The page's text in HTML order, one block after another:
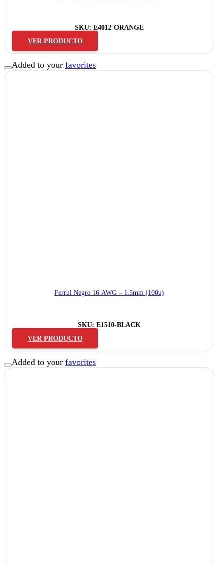
SKU: E4012-ORANGE
VER PRODUCTO
Added to your favorites
Ferrul Negro 16 AWG – 1.5mm (100u)
SKU: E1510-BLACK
VER PRODUCTO
Added to your favorites